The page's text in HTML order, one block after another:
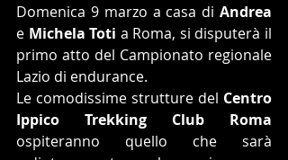
Domenica 9 marzo a casa di Andrea
e Michela Toti a Roma, si disputerà il
primo atto del Campionato regionale
Lazio di endurance.
Le comodissime strutture del Centro
Ippico Trekking Club Roma
ospiteranno quello che sarà